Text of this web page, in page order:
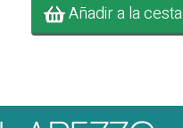
Añadir a la cesta